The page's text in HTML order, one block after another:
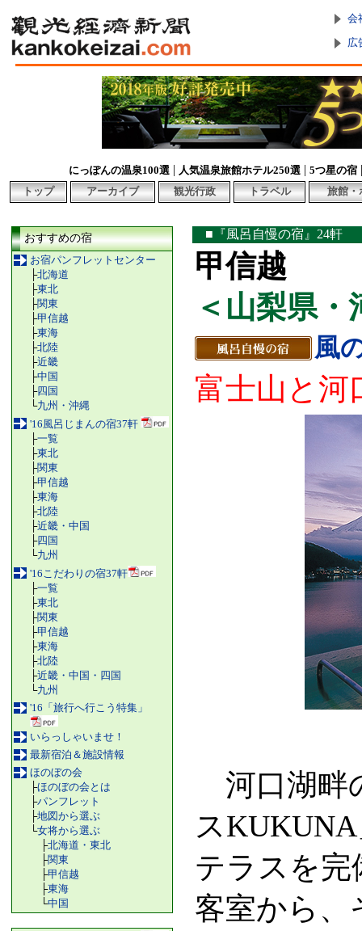
会
広
にっぽんの温泉100選 | 人気温泉旅館ホテル250選 | 5つ星の宿
トップ アーカイブ 観光行政 トラベル 旅館・
おすすめの宿
お宿パンフレットセンター
├北海道
├東北
├関東
├甲信越
├東海
├北陸
├近畿
├中国
├四国
└九州・沖縄
'16風呂じまんの宿37軒
├一覧
├東北
├関東
├甲信越
├東海
├北陸
├近畿・中国
├四国
└九州
'16こだわりの宿37軒
├一覧
├東北
├関東
├甲信越
├東海
├北陸
├近畿・中国・四国
└九州
'16「旅行へ行こう特集」
いらっしゃいませ！
最新宿泊＆施設情報
ほのぼの会
├ほのぼの会とは
├パンフレット
├地図から選ぶ
└女将から選ぶ
├北海道・東北
├関東
├甲信越
├東海
└中国
■『風呂自慢の宿』24軒
甲信越
＜山梨県
風
富士山と河
河口湖畔
ス
テラスを完
客室から、